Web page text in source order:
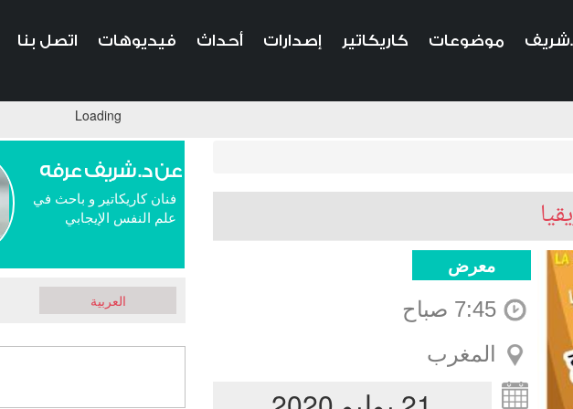
موضوعات كاريكاتير إصدارات أحداث فيديوهات اتصل بنا
Loading
عن د. شريف عرفه
فنان كاريكاتير و باحث في
علم النفس الإيجابي
العربية
معرض
7:45 صباح
المغرب